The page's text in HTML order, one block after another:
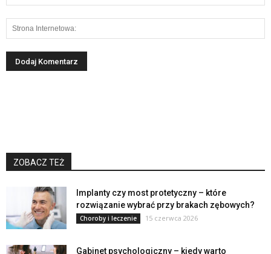
ZOBACZ TEŻ
Implanty czy most protetyczny – które
rozwiązanie wybrać przy brakach zębowych?
Choroby i leczenie 15 czerwca 2026
Gabinet psychologiczny – kiedy warto